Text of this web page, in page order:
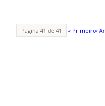
Página 41 de 41 « Primeiro‹